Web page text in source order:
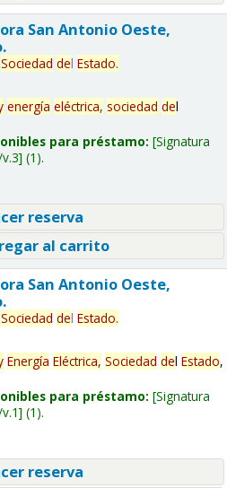
San Antonio Oeste,
Sociedad del Estado.
energía eléctrica, sociedad del
para préstamo: Signatura
(1).
reserva
al carrito
San Antonio Oeste,
Sociedad del Estado.
Energía Eléctrica, Sociedad del Estado,
para préstamo: Signatura
(1).
reserva